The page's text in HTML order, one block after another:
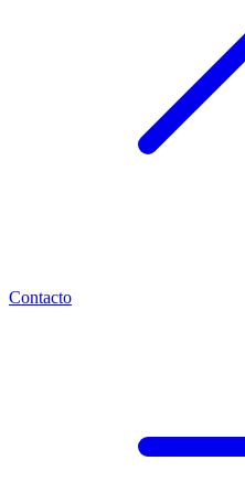
Contacto